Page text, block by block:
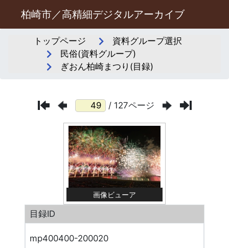
柏崎市／高精細デジタルアーカイブ
トップページ
資料グループ選択
民俗(資料グループ)
ぎおん柏崎まつり(目録)
/ 127ページ
画像ビューア
目録ID
mp400400-200020